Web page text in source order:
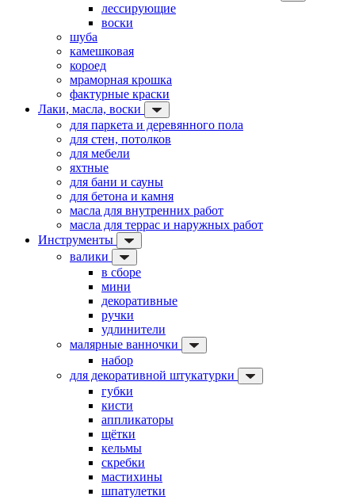
лессирующие
воски
шуба
камешковая
короед
мраморная крошка
фактурные краски
Лаки, масла, воски
для паркета и деревянного пола
для стен, потолков
для мебели
яхтные
для бани и сауны
для бетона и камня
масла для внутренних работ
масла для террас и наружных работ
Инструменты
валики
в сборе
мини
декоративные
ручки
удлинители
малярные ванночки
набор
для декоративной штукатурки
губки
кисти
аппликаторы
щётки
кельмы
скребки
мастихины
шпатулетки